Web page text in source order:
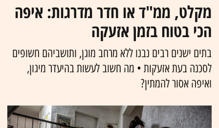
מקלט, ממ"ד או חדר מדרגות: איפה
הכי בטוח בזמן אזעקה
בתים ישנים רבים נבנו ללא מרחב מוגן, ותושביהם חשופים
לסכנה בעת אזעקות • מה חשוב לעשות בהיעדר מיגון,
ואיפה אסור להמתין?